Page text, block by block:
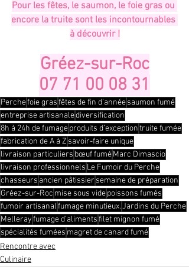
Pour les fêtes, le saumon, le foie gras ou
encore la truite sont les incontournables
à découvrir !
Gréez-sur-Roc
07 71 00 08 31
Perchefoie grasfêtes de fin d’annéesaumon fumé
entreprise artisanalediversification
8h à 24h de fumageproduits d’exceptiontruite fumée
fabrication de A à Z savoir-faire unique
livraison particuliers bœuf fuméMarc Dimascio
livraison professionnels Le Fumoir du Perche
chasseurs ancien pâtissier semaine de préparation
Gréez-sur-Roc mise sous videpoissons fumés
fumoir artisanalfumage minutieux.Jardins du Perche
Mellerayfumage d’alimentsfilet mignon fumé
spécialités fumées magret de canard fumé
Rencontre avec
Culinaire